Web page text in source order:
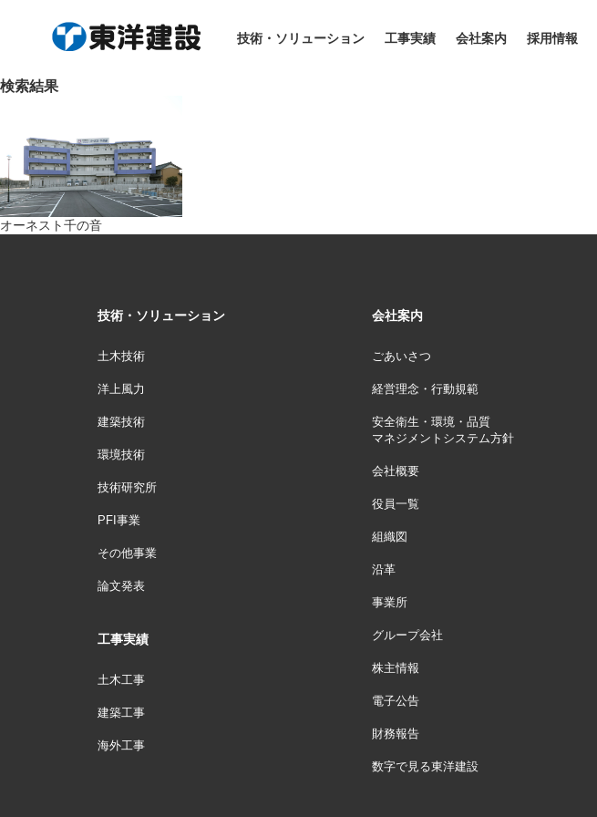
技術・ソリューション 工事実績 会社案内 採用情報
検索結果
オーネスト千の音
技術・ソリューション
土木技術
洋上風力
建築技術
環境技術
技術研究所
PFI事業
その他事業
論文発表
工事実績
土木工事
建築工事
海外工事
会社案内
ごあいさつ
経営理念・行動規範
安全衛生・環境・品質
マネジメントシステム方針
会社概要
役員一覧
組織図
沿革
事業所
グループ会社
株主情報
電子公告
財務報告
数字で見る東洋建設